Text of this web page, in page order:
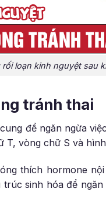
rối loạn kinh nguyệt sau
tránh thai
để ngăn ngừa
T, vòng chữ S và
thích hormone
sinh hóa để